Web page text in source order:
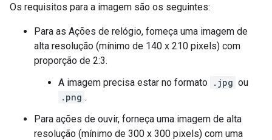
Os requisitos para a imagem são os seguintes:
Para as Ações de relógio, forneça uma imagem de
alta resolução (mínimo de 140 x 210 pixels) com
proporção de 2:3.
A imagem precisa estar no formato .jpg ou
.png .
Para ações de ouvir, forneça uma imagem de alta
resolução (mínimo de 300 x 300 pixels) com uma